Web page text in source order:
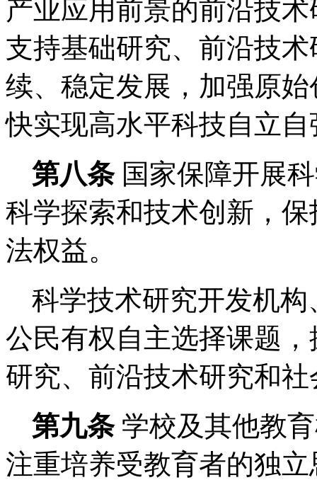
产业应用前景的前沿技
支持基础研究、前沿技
续、稳定发展，加强原
快实现高水平科技自立自
第八条 国家保障开展
科学探索和技术创新，
法权益。
科学技术研究开发机
公民有权自主选择课题
研究、前沿技术研究和
第九条 学校及其他教
注重培养受教育者的独